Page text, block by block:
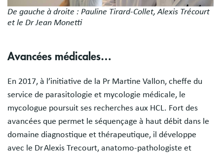
De gauche à droite : Pauline Tirard-Collet, Alexis Trécourt
et le Dr Jean Monetti
Avancées médicales…
En 2017, à l’initiative de la Pr Martine Vallon, cheffe du
service de parasitologie et mycologie médicale, le
mycologue poursuit ses recherches aux HCL. Fort des
avancées que permet le séquençage à haut débit dans le
domaine diagnostique et thérapeutique, il développe
avec le Dr Alexis Trecourt, anatomo-pathologiste et